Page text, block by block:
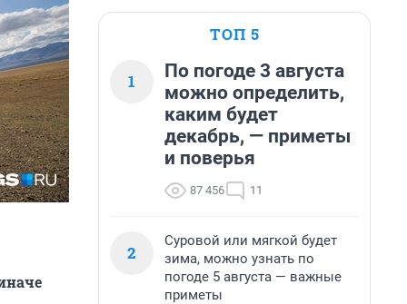
ТОП 5
1
По погоде 3 августа
можно определить,
каким будет
декабрь, — приметы
и поверья
87 456 11
2
Суровой или мягкой будет
зима, можно узнать по
погоде 5 августа — важные
приметы